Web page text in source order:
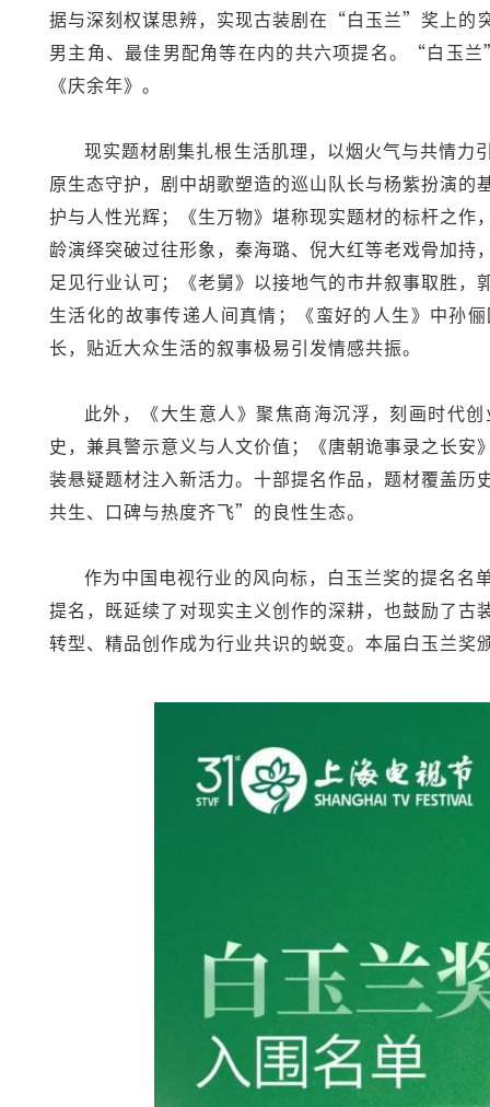
据与深刻权谋思辨，实现古装剧在“白玉兰”奖上的
男主角、最佳男配角等在内的共六项提名。“白玉
《庆余年》。
现实题材剧集扎根生活肌理，以烟火气与共情
原生态守护，剧中胡歌塑造的巡山队长与杨紫扮演
护与人性光辉；《生万物》堪称现实题材的标杆之
龄演绎突破过往形象，秦海璐、倪大红等老戏骨加
足见行业认可；《老舅》以接地气的市井叙事取胜
生活化的故事传递人间真情；《蛮好的人生》中孙
长，贴近大众生活的叙事极易引发情感共振。
此外，《大生意人》聚焦商海沉浮，刻画时代
史，兼具警示意义与人文价值；《唐朝诡事录之长
装悬疑题材注入新活力。十部提名作品，题材覆盖
共生、口碑与热度齐飞”的良性生态。
作为中国电视行业的风向标，白玉兰奖的提名
提名，既延续了对现实主义创作的深耕，也鼓励了
转型、精品创作成为行业共识的蜕变。本届白玉兰